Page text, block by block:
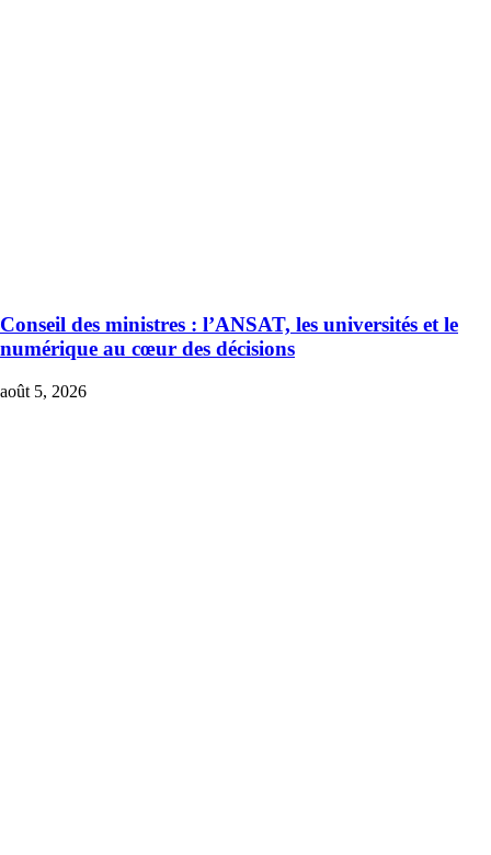
Conseil des ministres : l’ANSAT, les universités et le
numérique au cœur des décisions
août 5, 2026